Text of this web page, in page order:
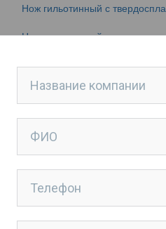
Нож гильотинный с
Нож гильотинный с
Нож дисковый
Нож дисковый
Нож дисковый
Нож дисковый